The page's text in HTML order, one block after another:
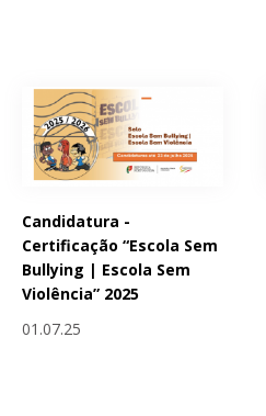
Candidatura -
Certificação “Escola Sem
Bullying | Escola Sem
Violência” 2025
01.07.25